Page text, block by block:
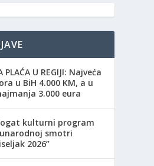
PLAĆA U REGIJI: Najveća
u BiH 4.000 KM, a u
3.000 eura
kulturni program
smotri
2026”